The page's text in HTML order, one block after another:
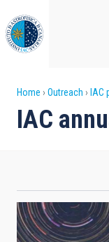
to
main
content
Home Outreach IAC
IAC